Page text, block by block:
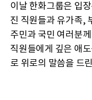
이날 한화그룹은 입
진 직원들과 유가족,
주민과 국민 여러분
직원들에게 깊은 애
로 위로의 말씀을 드